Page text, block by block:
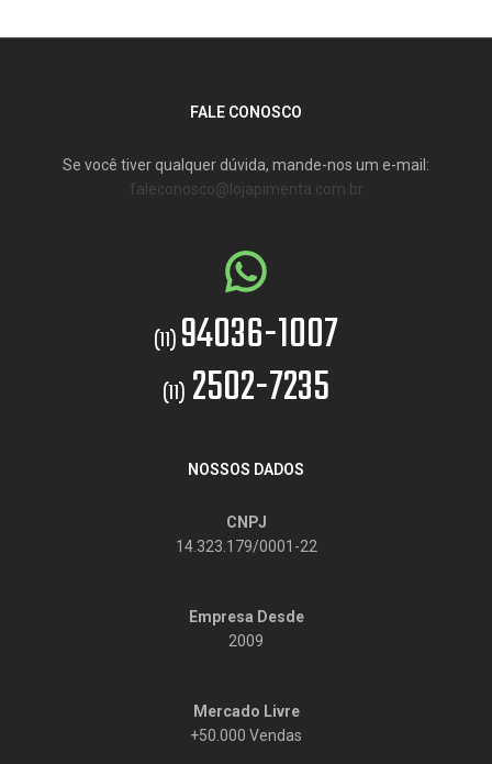
FALE CONOSCO
Se você tiver qualquer dúvida, mande-nos um e-mail:
faleconosco@lojapimenta.com.br
(11) 94036-1007
(11) 2502-7235
NOSSOS DADOS
CNPJ
14.323.179/0001-22
Empresa Desde
2009
Mercado Livre
+50.000 Vendas